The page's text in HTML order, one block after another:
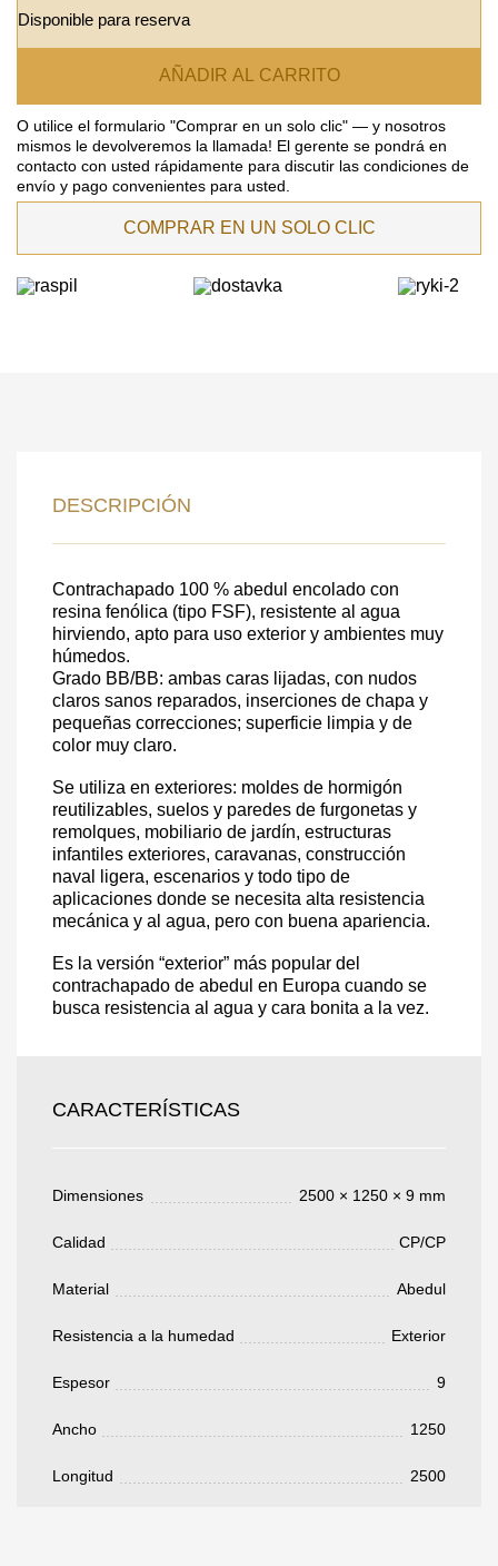
Disponible para reserva
AÑADIR AL CARRITO
O utilice el formulario "Comprar en un solo clic" — y nosotros
mismos le devolveremos la llamada! El gerente se pondrá en
contacto con usted rápidamente para discutir las condiciones de
envío y pago convenientes para usted.
COMPRAR EN UN SOLO CLIC
DESCRIPCIÓN
Contrachapado 100 % abedul encolado con
resina fenólica (tipo FSF), resistente al agua
hirviendo, apto para uso exterior y ambientes muy
húmedos.
Grado BB/BB: ambas caras lijadas, con nudos
claros sanos reparados, inserciones de chapa y
pequeñas correcciones; superficie limpia y de
color muy claro.
Se utiliza en exteriores: moldes de hormigón
reutilizables, suelos y paredes de furgonetas y
remolques, mobiliario de jardín, estructuras
infantiles exteriores, caravanas, construcción
naval ligera, escenarios y todo tipo de
aplicaciones donde se necesita alta resistencia
mecánica y al agua, pero con buena apariencia.
Es la versión “exterior” más popular del
contrachapado de abedul en Europa cuando se
busca resistencia al agua y cara bonita a la vez.
CARACTERÍSTICAS
Dimensiones 2500 × 1250 × 9 mm
Calidad CP/CP
Material Abedul
Resistencia a la humedad Exterior
Espesor 9
Ancho 1250
Longitud 2500
COMUNICACIONES A PEDIDO
Nombre
Costo unitario:
Su pedido:
Cantidad:350 ud
Acepto el procesamiento datos personales.
Todos los campos son obligatorios.
pondremos en contacto con usted.